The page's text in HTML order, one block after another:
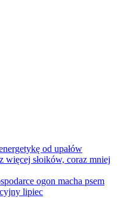
od upałów
słoików, coraz mniej
ogon macha psem
lipiec